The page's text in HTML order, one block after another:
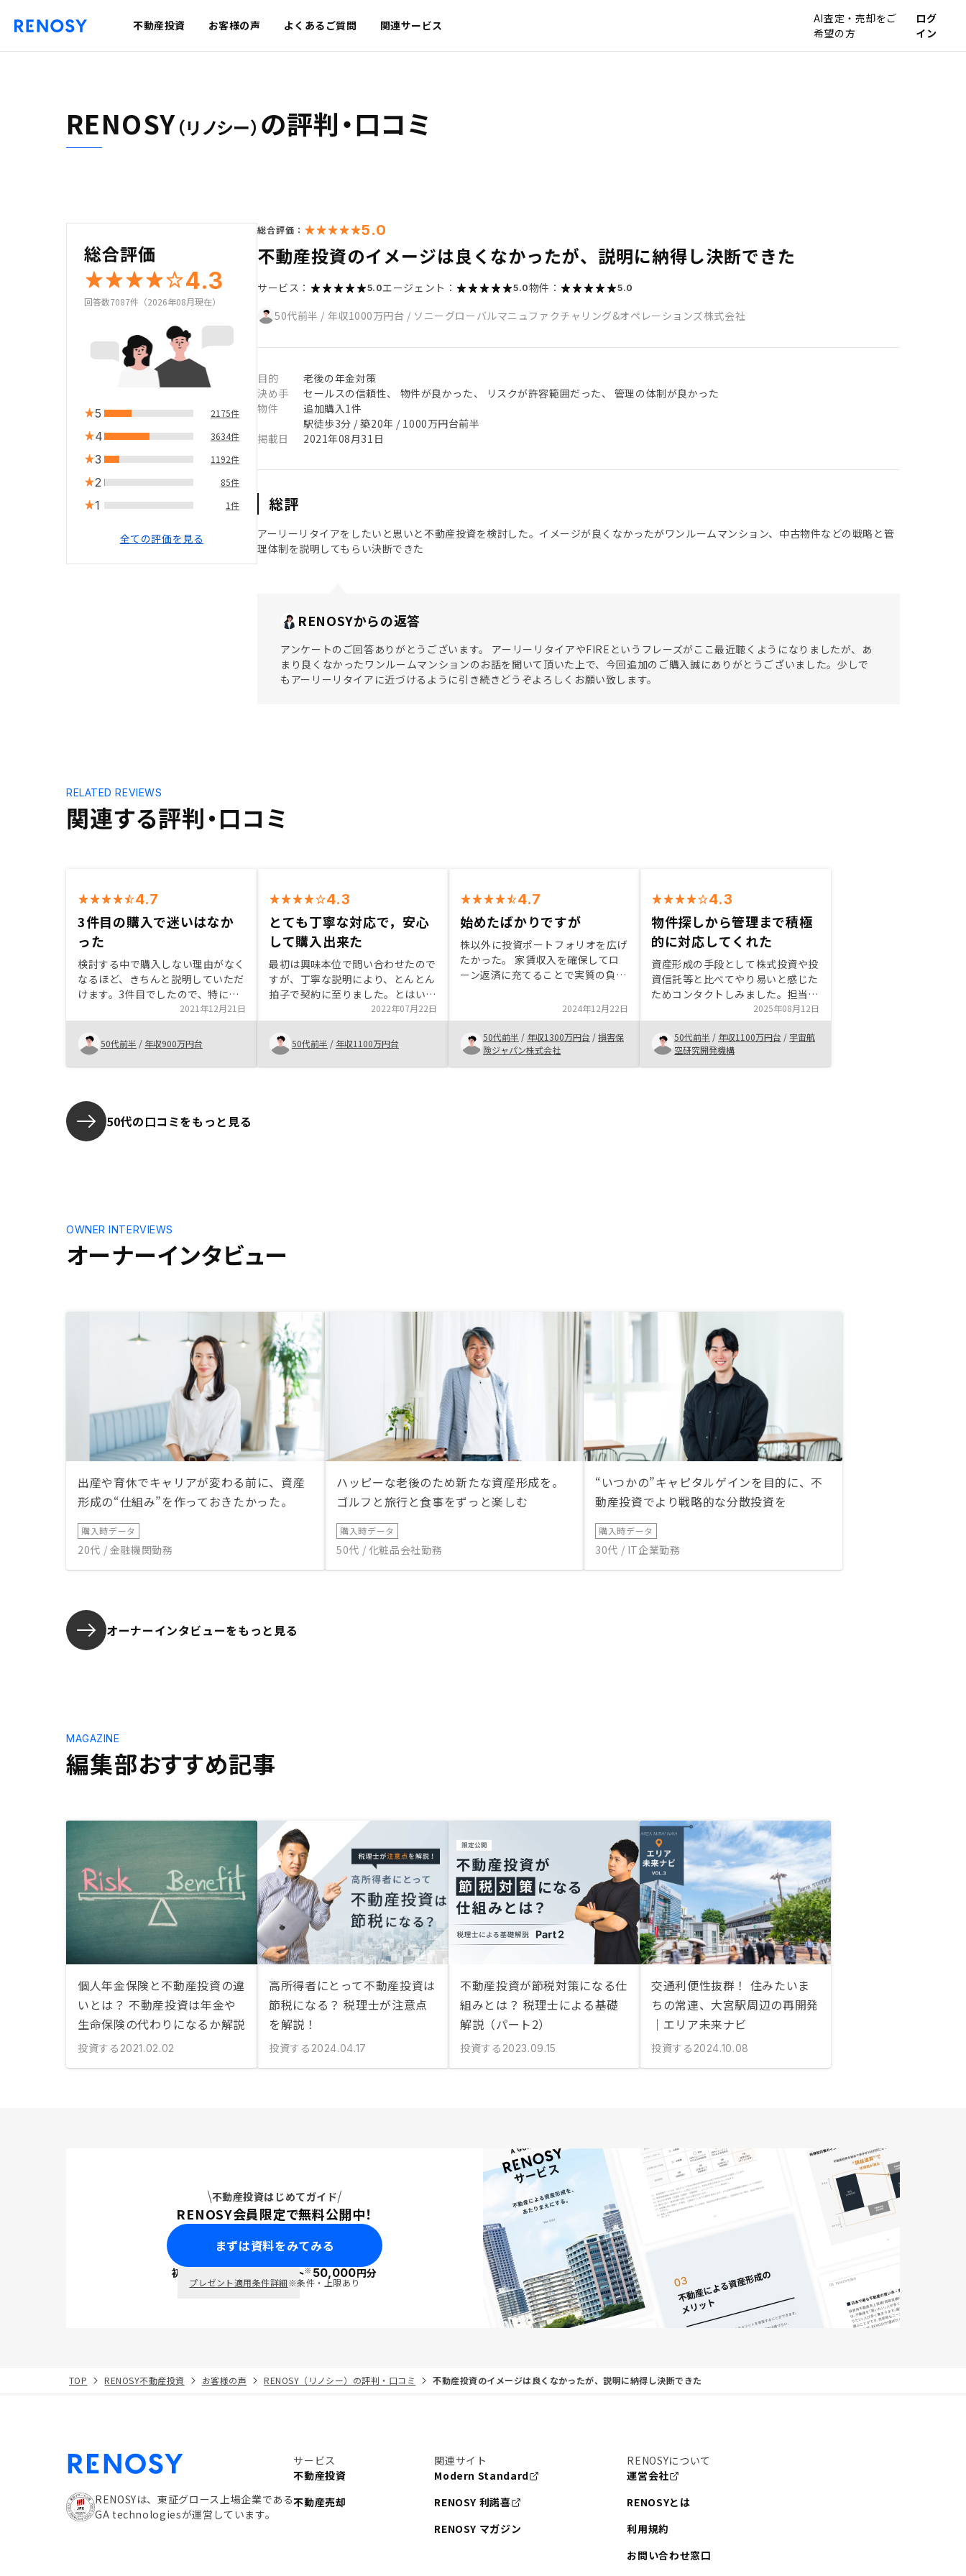
不動産投資 お客様の声 よくあるご質問 関連サービス
AI査定・売却をご
希望の方
ログ
イン
RENOSY（リノシー） の評判・口コミ
総合評価
4.3
回答数7087件（2026年08月現在）
5 2175件
4 3634件
3 1192件
2 85件
1 1件
全ての評価を見る
総合評価： 5.0
不動産投資のイメージは良くなかったが、説明に納得し決断できた
サービス： 5.0エージェント： 5.0物件： 5.0
50代前半 / 年収1000万円台 / ソニーグローバルマニュファクチャリング&オペレーションズ株式会社
目的
老後の年金対策
決め手
セールスの信頼性、 物件が良かった、 リスクが許容範囲だった、 管理の体制が良かった
物件
追加購入1件
駅徒歩3分 / 築20年 / 1000万円台前半
掲載日
2021年08月31日
総評
アーリーリタイアをしたいと思いと不動産投資を検討した。イメージが良くなかったがワンルームマンション、中古物件などの戦略と管
理体制を説明してもらい決断できた
RENOSYからの返答
アンケートのご回答ありがとうございます。 アーリーリタイアやFIREというフレーズがここ最近聴くようになりましたが、あ
まり良くなかったワンルームマンションのお話を聞いて頂いた上で、今回追加のご購入誠にありがとうございました。少しで
もアーリーリタイアに近づけるように引き続きどうぞよろしくお願い致します。
関連する評判・口コミ
RELATED REVIEWS
4.7
3件目の購入で迷いはなか
った
検討する中で購入しない理由がなく
なるほど、きちんと説明していただ
けます。3件目でしたので、特に不
安はありませんでしたが、管理プラ
ンのバリエーションが増えているの
で、その選択に迷うことはありまし
た。
2021年12月21日
50代前半 / 年収900万円台
4.3
とても丁寧な対応で，安心
して購入出来た
最初は興味本位で問い合わせたので
すが、丁寧な説明により、とんとん
拍子で契約に至りました。とはい
え，決して押し付けがましい感じも
なく，急かされていると感じたこと
もなかったので，とても気持ちよく
対応していただきました。途中で，
気になることが出来たのですが、都
2022年07月22日
50代前半 / 年収1100万円台
4.7
始めたばかりですが
株以外に投資ポートフォリオを広げ
たかった。 家賃収入を確保してロ
ーン返済に充てることで実質の負担
が良い。 管理プランの選択肢が幅
広いので、サラリーマン不動産オー
ナーの不安を払拭できるのが決め
手。RENOSYバンクの手数料が高
い。他社比較すると気になる点なの
2024年12月22日
50代前半 / 年収1300万円台 /損害保
険ジャパン株式会社
4.3
物件探しから管理まで積極
的に対応してくれた
資産形成の手段として株式投資や投
資信託等と比べてやり易いと感じた
ためコンタクトしみました。担当い
ただいた方の説明や対応がしっかり
しており打ち合わせでの準備も積極
的に、例えば当日出た良い物件を何
度か持ってきていただけるなどの対
応がとても良かったです。初めてで
2025年08月12日
50代前半 / 年収1100万円台 / 宇宙航
空研究開発機構
50代の口コミをもっと見る
オーナーインタビュー
OWNER INTERVIEWS
出産や育休でキャリアが変わる前に、資産
形成の“仕組み”を作っておきたかった。
購入時データ
20代 / 金融機関勤務
ハッピーな老後のため新たな資産形成を。
ゴルフと旅行と食事をずっと楽しむ
購入時データ
50代 / 化粧品会社勤務
“いつかの”キャピタルゲインを目的に、不
動産投資でより戦略的な分散投資を
購入時データ
30代 / IT企業勤務
オーナーインタビューをもっと見る
編集部おすすめ記事
MAGAZINE
個人年金保険と不動産投資の違
いとは？ 不動産投資は年金や
生命保険の代わりになるか解説
投資する 2021.02.02
高所得者にとって不動産投資は
節税になる？ 税理士が注意点
を解説！
投資する 2024.04.17
不動産投資が節税対策になる仕
組みとは？ 税理士による基礎
解説（パート2）
投資する 2023.09.15
交通利便性抜群！ 住みたいま
ちの常連、大宮駅周辺の再開発
｜エリア未来ナビ
投資する 2024.10.08
不動産投資はじめてガイド
RENOSY会員限定で無料公開中！
まずは資料をみてみる
初回面談で ポイント※50,000円分
プレゼント適用条件詳細※条件・上限あり
TOP RENOSY不動産投資 お客様の声 RENOSY（リノシー）の評判・口コミ 不動産投資のイメージは良くなかったが、説明に納得し決断できた
RENOSYは、東証グロース上場企業である
GA technologiesが運営しています。
サービス
不動産投資
不動産売却
関連サイト
Modern Standard
RENOSY 利諾喜
RENOSY マガジン
RENOSYについて
運営会社
RENOSYとは
利用規約
お問い合わせ窓口